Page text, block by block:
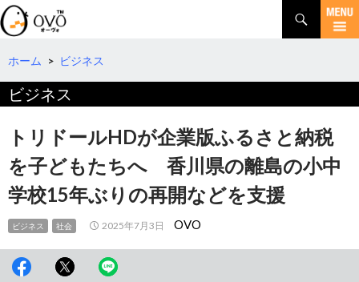
検
索
コ
テ
へ
ホーム > ビジネス
ビジネス
トリドールHDが企業版ふるさと納税
を子どもたちへ 香川県の離島の小中
学校15年ぶりの再開などを支援
ビジネス 社会 2025年7月3日 OVO